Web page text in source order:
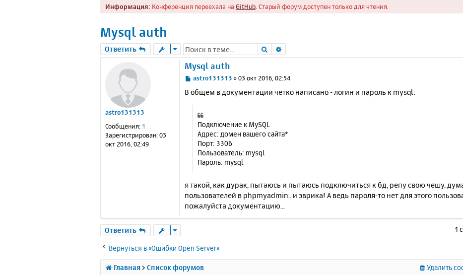
к
Информация: Конференция переехала на GitHub . Старый форум доступен только для чтения.
Mysql auth
Ответить Поиск
astro131313
Сообщения: 1
Зарегистрирован:03
окт 2016, 02:49
Mysql auth
С
о
б
astro131313 »03 окт 2016, 02:54
В общем в документации четко написано - логин и пароль к mysql:
Подключение к MySQL
Адрес: домен вашего сайта*
Порт: 3306
Пользователь: mysql
Пароль: mysql
я такой, как дурак, пытаюсь и пытаюсь подключиться к бд, репу свою чешу,
пользователей в phpmyadmin.. и эврика! А ведь пароля-то нет для этого
пожалуйста документацию...
Ответить 1
Вернуться в «Ошибки Open Server»
Главная Список форумов Удалить